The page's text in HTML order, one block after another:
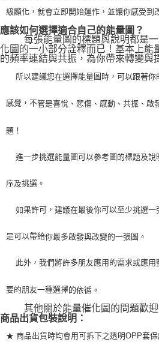
級顯化，就會立即開始運作，並讓你感受到
應該如何選擇適合自己的能量圖？
每張能量圖的標題與說明都是
化圖的一小部分詮釋而已！基本上
的頻率連結與共振，為你帶來轉變與
所以建議您在選擇能量圖時，可以跟著
感覺，不管是喜悅、悲傷、感動、共振、啟
題！
進一步挑選能量圖可以參考圖的標題及
序及挑選。
如果許可，建議在最後你可以至少挑選
是可以帶給你最多啟發與改變的一張圖。
此外，我們將許多朋友應用的需求或應
要的朋友一種選擇的依循。
其他關於能量催化圖的問題歡
商品出貨包裝說明：
★ 商品出貨時均會用可拆下之透明OPP套